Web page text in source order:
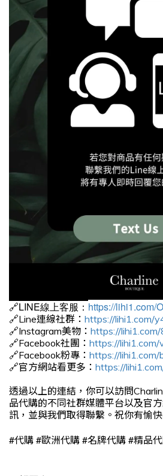
🔗LINE線上客服： https://lihi1.com/
🔗Line連線社群： https://lihi1.com/
🔗Instagram美物： https://lihi1.com/
🔗Facebook社團： https://lihi1.com/
🔗Facebook粉專： https://lihi1.com/
🔗官方網站看更多： https://
透過以上的連結，你可以訪問
品代購的不同社群媒體平台以及官
訊，並與我們取得聯繫。祝你有愉快
#代購 #歐洲代購 #名牌代購 #精品